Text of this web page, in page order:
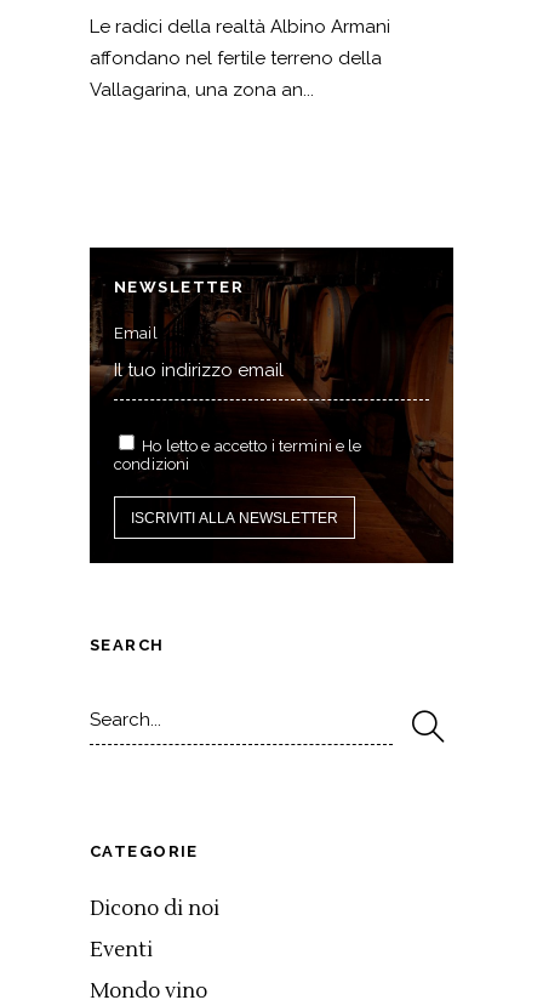
Le radici della realtà Albino Armani
affondano nel fertile terreno della
Vallagarina, una zona an...
NEWSLETTER
Email
Ho letto e accetto i termini e le
condizioni
SEARCH
for:
CATEGORIE
Dicono di noi
Eventi
Mondo vino